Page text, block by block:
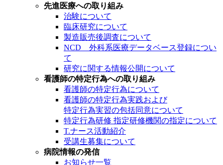
先進医療への取り組み
治験について
臨床研究について
製造販売後調査について
NCD 外科系医療データベース登録につい
て
研究に関する情報公開について
看護師の特定行為への取り組み
看護師の特定行為について
看護師の特定行為実践および
特定行為実習の包括同意について
特定行為研修 指定研修機関の指定について
T.ナース活動紹介
受講生募集について
病院情報の発信
お知らせ一覧